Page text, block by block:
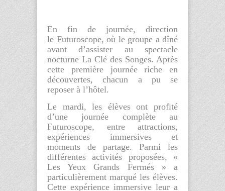
En fin de journée, direction
le Futuroscope, où le groupe a dîné
avant d’assister au spectacle
nocturne La Clé des Songes. Après
cette première journée riche en
découvertes, chacun a pu se
reposer à l’hôtel.
Le mardi, les élèves ont profité
d’une journée complète au
Futuroscope, entre attractions,
expériences immersives et
moments de partage. Parmi les
différentes activités proposées, «
Les Yeux Grands Fermés » a
particulièrement marqué les élèves.
Cette expérience immersive leur a